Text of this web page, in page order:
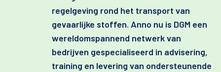
regelgeving rond het transport van
gevaarlijke stoffen. Anno nu is DGM een
wereldomspannend netwerk van
bedrijven gespecialiseerd in advisering,
training en levering van ondersteunende